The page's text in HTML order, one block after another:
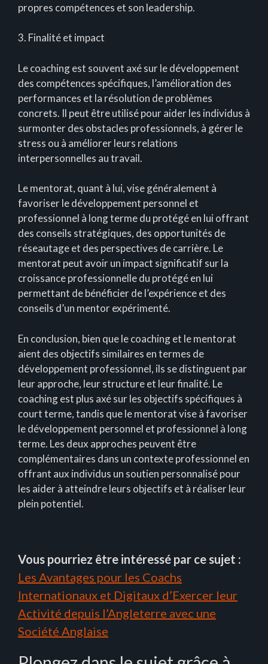
propres compétences et son leadership.
3. Finalité et impact
Le coaching est souvent axé sur le développement
des compétences spécifiques, l’amélioration des
performances et la résolution de problèmes
concrets. Il peut être utilisé pour aider les individus à
surmonter des obstacles professionnels, à gérer le
stress ou à améliorer leurs relations
interpersonnelles au travail.
Le mentorat, quant à lui, vise généralement à
favoriser le développement personnel et
professionnel à long terme du protégé en lui offrant
des conseils stratégiques, des opportunités de
réseautage et des perspectives de carrière. Le
mentorat peut avoir un impact significatif sur la
croissance professionnelle du protégé en lui
permettant de bénéficier de l’expérience et des
conseils d’un mentor expérimenté.
En conclusion, bien que le coaching et le mentorat
aient des objectifs similaires en termes de
développement professionnel, ils se distinguent par
leur approche, leur structure et leur finalité. Le
coaching est plus axé sur les objectifs spécifiques à
court terme, tandis que le mentorat vise à favoriser
le développement personnel et professionnel à long
terme. Les deux approches peuvent être
complémentaires dans un contexte professionnel en
offrant aux individus un soutien personnalisé pour
les aider à atteindre leurs objectifs et à réaliser leur
plein potentiel.
Vous pourriez être intéressé par ce sujet :
Les Avantages pour les Coachs
Internationaux et Digitaux d’Exercer leur
Activité depuis l’Angleterre avec une
Société Anglaise